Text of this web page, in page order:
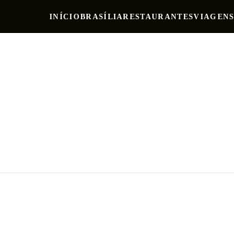
INÍCIOBRASÍLIARESTAURANTESVIAGENS